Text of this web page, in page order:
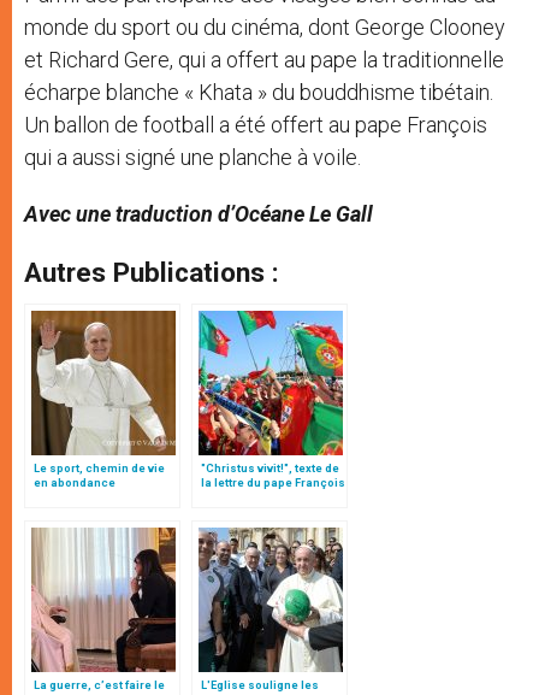
monde du sport ou du cinéma, dont George Clooney
et Richard Gere, qui a offert au pape la traditionnelle
écharpe blanche « Khata » du bouddhisme tibétain.
Un ballon de football a été offert au pape François
qui a aussi signé une planche à voile.
Avec une traduction d’Océane Le Gall
Autres Publications :
Le sport, chemin de vie
en abondance
"Christus vivit!", texte de
la lettre du pape François
La guerre, c’est faire le
L'Eglise souligne les